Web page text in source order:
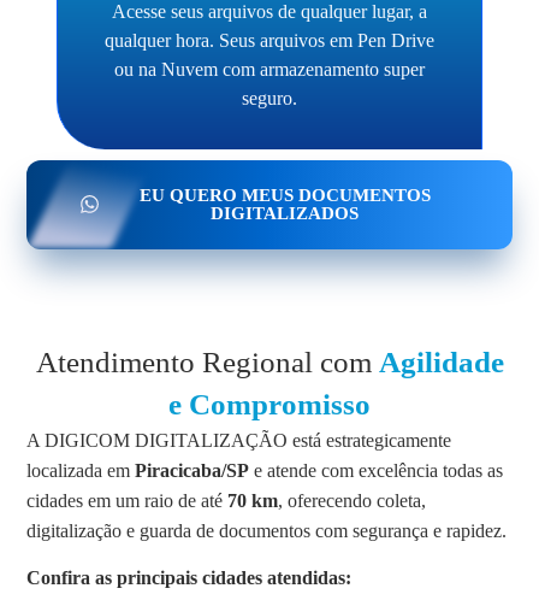
Acesse seus arquivos de qualquer lugar, a
qualquer hora. Seus arquivos em Pen Drive
ou na Nuvem com armazenamento super
seguro.
EU QUERO MEUS DOCUMENTOS
DIGITALIZADOS
Atendimento Regional com Agilidade
e Compromisso
A DIGICOM DIGITALIZAÇÃO está estrategicamente
localizada emPiracicaba/SP e atende com excelência todas as
cidades em um raio de até 70 km, oferecendo coleta,
digitalização e guarda de documentos com segurança e rapidez.
Confira as principais cidades atendidas: